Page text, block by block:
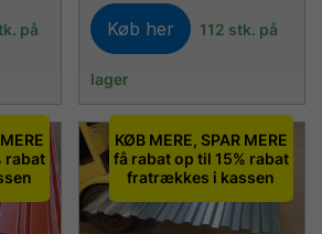
på Køb her 112 stk. på
lager
rabat
KØB MERE, SPAR MERE
få rabat op til 15% rabat
fratrækkes i kassen